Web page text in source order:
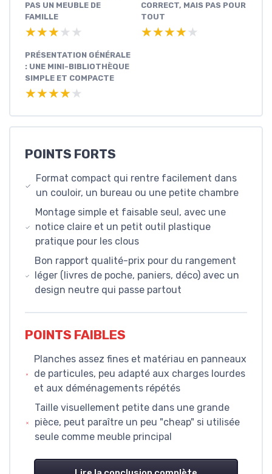
PAS UN MEUBLE DE
FAMILLE
★★★★★
★★★★★
CORRECT, MAIS PAS POUR
TOUT
★★★★★
★★★★★
PRÉSENTATION GÉNÉRALE
: UNE MINI-BIBLIOTHÈQUE
SIMPLE ET COMPACTE
★★★★★
★★★★★
POINTS FORTS
Format compact qui rentre facilement dans
un couloir, un bureau ou une petite chambre
Montage simple et faisable seul, avec une
notice claire et un petit outil plastique
pratique pour les clous
Bon rapport qualité-prix pour du rangement
léger (livres de poche, paniers, déco) avec un
design neutre qui passe partout
POINTS FAIBLES
Planches assez fines et matériau en panneaux
de particules, peu adapté aux charges lourdes
et aux déménagements répétés
Taille visuellement petite dans une grande
pièce, peut paraître un peu "cheap" si utilisée
seule comme meuble principal